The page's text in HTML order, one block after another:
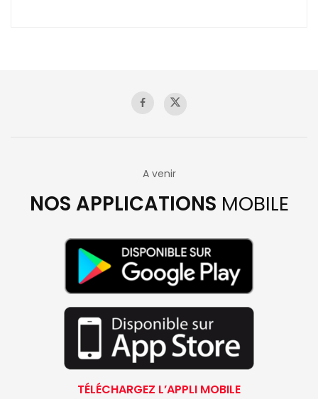
A venir
NOS APPLICATIONS MOBILE
TÉLÉCHARGEZ L’APPLI MOBILE